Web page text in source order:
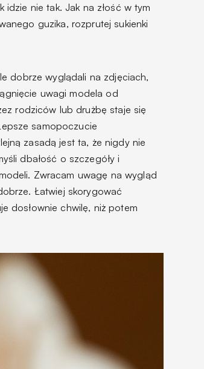
nie tak. Jak na złość w tym
guzika, rozprutej sukienki
dobrze wyglądali na zdjęciach,
uwagi modela od
rodziców lub drużbę staje się
samopoczucie
zasadą jest ta, że nigdy nie
dbałość o szczegóły i
Zwracam uwagę na wygląd
Łatwiej skorygować
dosłownie chwilę, niż potem